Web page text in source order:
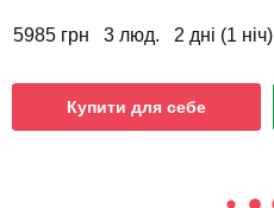
5985 грн 3 люд. 2 дні (1 ніч)
Купити для себе